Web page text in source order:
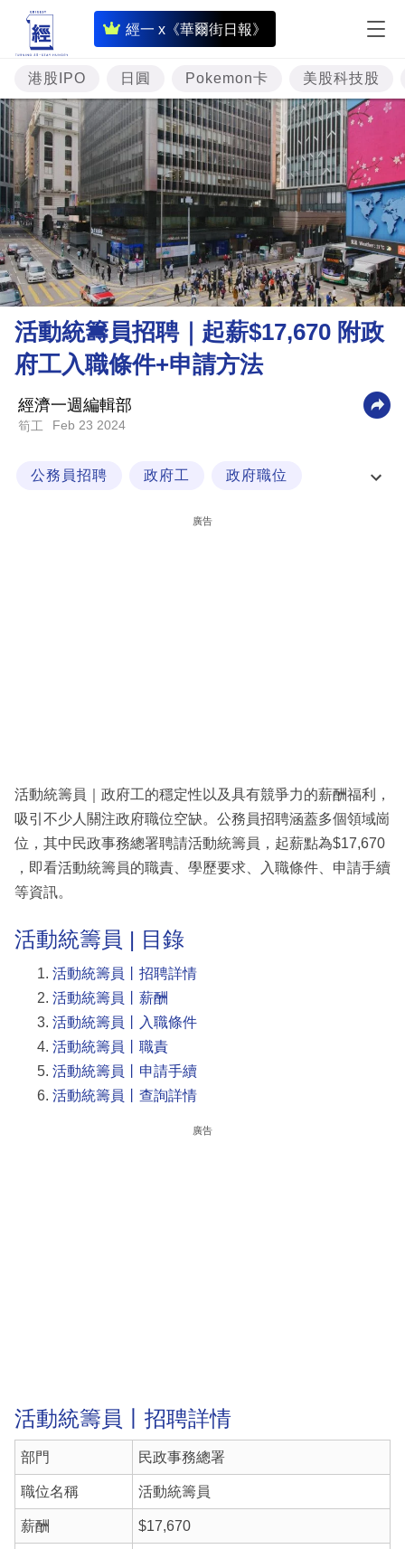
經一 x《華爾街日報》
即
時
財
經
專
題
投
資
樓
市
理
財
商
業
科
區
港股IPO 日圓 Pokemon卡 美股科技股
活動統籌員招聘｜起薪$17,670 附政
府工入職條件+申請方法
經濟一週編輯部
筍工 Feb 23 2024
公務員招聘 政府工 政府職位
廣告
活動統籌員｜政府工的穩定性以及具有競爭力的薪酬福利，
吸引不少人關注政府職位空缺。公務員招聘涵蓋多個領域崗
位，其中民政事務總署聘請活動統籌員，起薪點為$17,670
，即看活動統籌員的職責、學歷要求、入職條件、申請手續
等資訊。
活動統籌員 | 目錄
活動統籌員丨招聘詳情
活動統籌員丨薪酬
活動統籌員丨入職條件
活動統籌員丨職責
活動統籌員丨申請手續
活動統籌員丨查詢詳情
廣告
活動統籌員丨招聘詳情
部門 民政事務總署
職位名稱 活動統籌員
薪酬 $17,670